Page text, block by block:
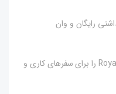
رایگان و وان
این امکانات، اقامت در Royal Orchid Jaipur را برای سفرهای کاری و